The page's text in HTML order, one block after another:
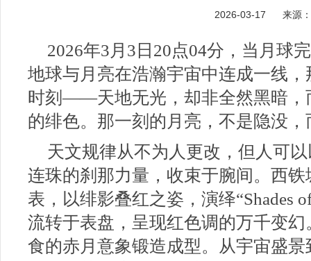
2026-03-17 来源
2026年3月3日20点04分，当月球
地球与月亮在浩瀚宇宙中连成一线
时刻——天地无光，却非全然黑暗，
的绯色。那一刻的月亮，不是隐没
天文规律从不为人更改，但人可
连珠的刹那力量，收束于腕间。西
表，以绯影叠红之姿，演绎“Shades
流转于表盘，呈现红色调的万千变
食的赤月意象锻造成型。从宇宙盛